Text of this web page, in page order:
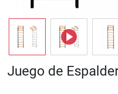
Juego de